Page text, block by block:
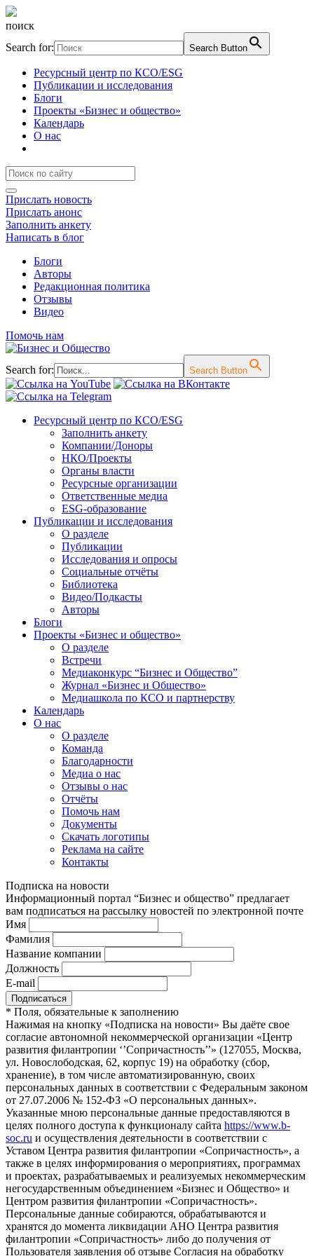
поиск
Search for:
Search Button
Ресурсный центр по КСО/ESG
Публикации и исследования
Блоги
Проекты «Бизнес и общество»
Календарь
О нас
Прислать новость
Прислать анонс
Заполнить анкету
Написать в блог
Блоги
Авторы
Редакционная политика
Отзывы
Видео
Помочь нам
Search for: Search Button
Перейти
содержимому
Ресурсный центр по КСО/ESG
Заполнить анкету
Компании/Доноры
НКО/Проекты
Органы власти
Ресурсные организации
Ответственные медиа
ESG-образование
Публикации и исследования
О разделе
Публикации
Исследования и опросы
Социальные отчёты
Библиотека
Видео/Подкасты
Авторы
Блоги
Проекты «Бизнес и общество»
О разделе
Встречи
Медиаконкурс “Бизнес и Общество”
Журнал «Бизнес и Общество»
Медиашкола по КСО и партнерству
Календарь
О нас
О разделе
Команда
Благодарности
Медиа о нас
Отзывы о нас
Отчёты
Помочь нам
Документы
Скачать логотипы
Реклама на сайте
Контакты
Подписка на новости
Информационный портал “Бизнес и общество” предлагает
вам подписаться на рассылку новостей по электронной почте
Имя
Фамилия
Название компании
Должность
E-mail
* Поля, обязательные к заполнению
Нажимая на кнопку «Подписка на новости» Вы даёте свое
согласие автономной некоммерческой организации «Центр
развития филантропии ‘’Сопричастность’’» (127055, Москва,
ул. Новослободская, 62, корпус 19) на обработку (сбор,
хранение), в том числе автоматизированную, своих
персональных данных в соответствии с Федеральным законом
от 27.07.2006 № 152-ФЗ «О персональных данных».
Указанные мною персональные данные предоставляются в
целях полного доступа к функционалу сайта https://www.b-
soc.ru и осуществления деятельности в соответствии с
Уставом Центра развития филантропии «Сопричастность», а
также в целях информирования о мероприятиях, программах
и проектах, разрабатываемых и реализуемых некоммерческим
негосударственным объединением «Бизнес и Общество» и
Центром развития филантропии «Сопричастность».
Персональные данные собираются, обрабатываются и
хранятся до момента ликвидации АНО Центра развития
филантропии «Сопричастность» либо до получения от
Пользователя заявления об отзыве Согласия на обработку